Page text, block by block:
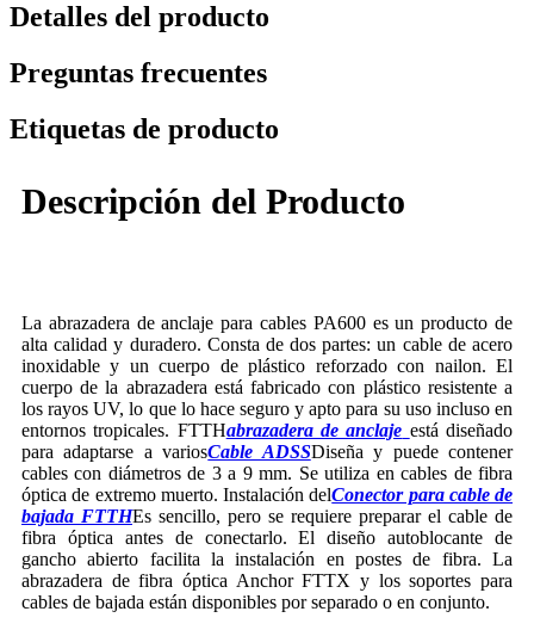
Detalles del producto
Preguntas frecuentes
Etiquetas de producto
Descripción del Producto
La abrazadera de anclaje para cables PA600 es un producto de
alta calidad y duradero. Consta de dos partes: un cable de acero
inoxidable y un cuerpo de plástico reforzado con nailon. El
cuerpo de la abrazadera está fabricado con plástico resistente a
los rayos UV, lo que lo hace seguro y apto para su uso incluso en
entornos tropicales. FTTHabrazadera de anclaje está diseñado
para adaptarse a variosCable ADSSDiseña y puede contener
cables con diámetros de 3 a 9 mm. Se utiliza en cables de fibra
óptica de extremo muerto. Instalación delConector para cable de
bajada FTTHEs sencillo, pero se requiere preparar el cable de
fibra óptica antes de conectarlo. El diseño autoblocante de
gancho abierto facilita la instalación en postes de fibra. La
abrazadera de fibra óptica Anchor FTTX y los soportes para
cables de bajada están disponibles por separado o en conjunto.